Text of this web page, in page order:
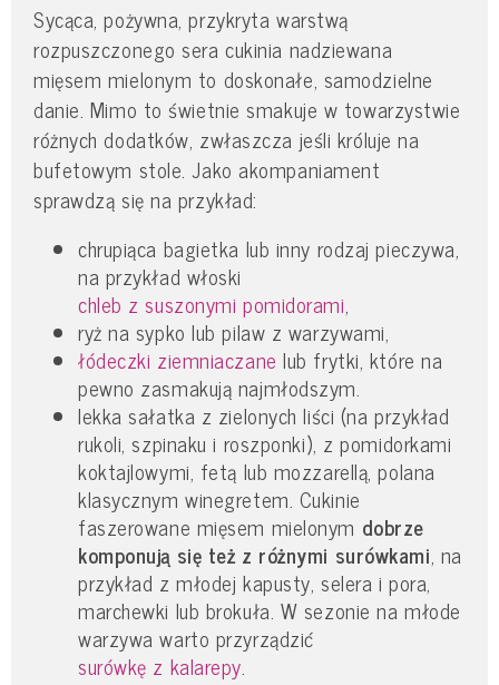
Sycąca, pożywna, przykryta warstwą
rozpuszczonego sera cukinia nadziewana
mięsem mielonym to doskonałe, samodzielne
danie. Mimo to świetnie smakuje w towarzystwie
różnych dodatków, zwłaszcza jeśli króluje na
bufetowym stole. Jako akompaniament
sprawdzą się na przykład:
chrupiąca bagietka lub inny rodzaj pieczywa,
na przykład włoski
chleb z suszonymi pomidorami,
ryż na sypko lub pilaw z warzywami,
łódeczki ziemniaczane lub frytki, które na
pewno zasmakują najmłodszym.
lekka sałatka z zielonych liści (na przykład
rukoli, szpinaku i roszponki), z pomidorkami
koktajlowymi, fetą lub mozzarellą, polana
klasycznym winegretem. Cukinie
faszerowane mięsem mielonym dobrze
komponują się też z różnymi surówkami, na
przykład z młodej kapusty, selera i pora,
marchewki lub brokuła. W sezonie na młode
warzywa warto przyrządzić
surówkę z kalarepy.